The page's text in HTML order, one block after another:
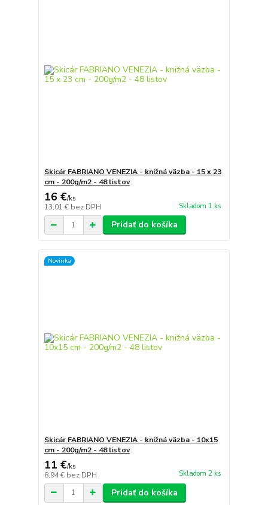
Skicár FABRIANO VENEZIA - knižná väzba - 15 x 23
cm - 200g/m2 - 48 listov
16 €/ks
13,01 € bez DPH Skladom 1 ks
Pridať do košíka
Novinka
Skicár FABRIANO VENEZIA - knižná väzba - 10x15
cm - 200g/m2 - 48 listov
11 €/ks
8,94 € bez DPH Skladom 2 ks
Pridať do košíka